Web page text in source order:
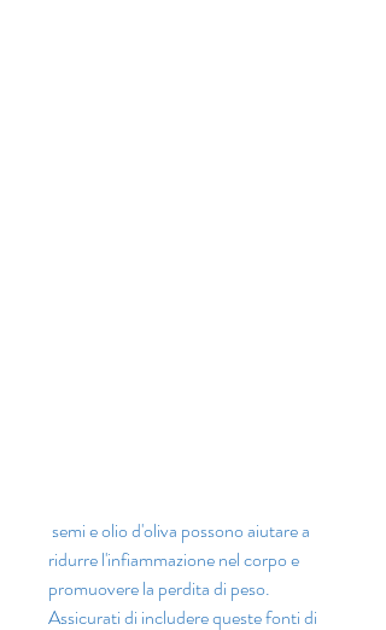
ridurre l'infiammazione nel corpo e
promuovere la perdita di peso.
Assicurati di includere queste fonti di